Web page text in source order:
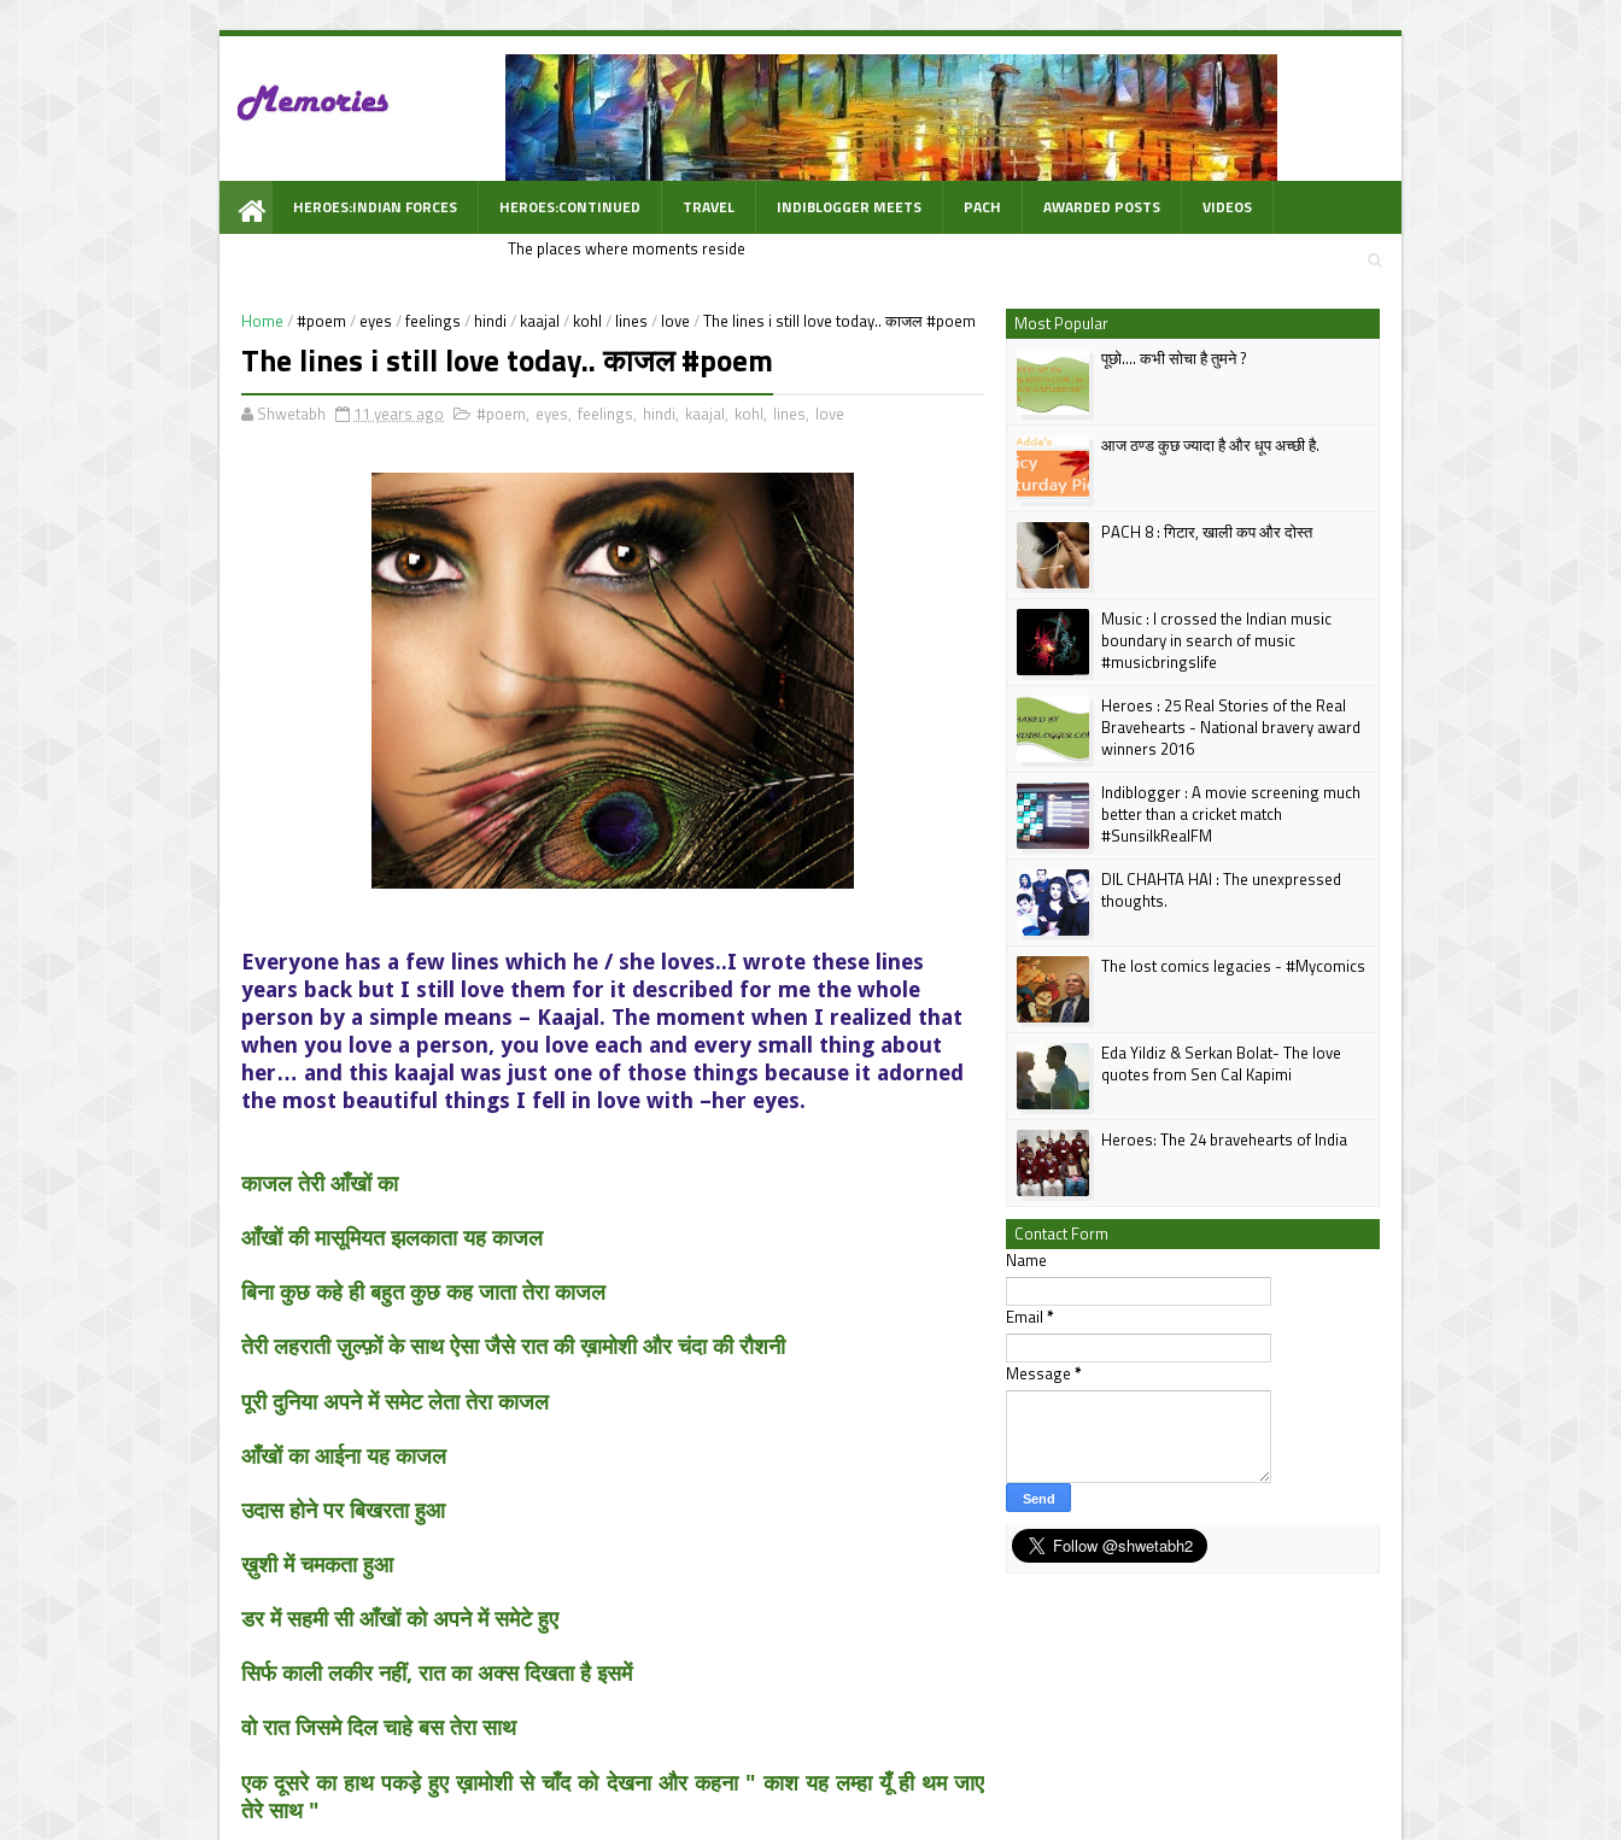
The places where moments reside
HEROES:INDIAN FORCES HEROES:CONTINUED TRAVEL INDIBLOGGER MEETS PACH AWARDED POSTS VIDEOS
Home /#poem / eyes /feelings / hindi / kaajal / kohl / lines / love /The lines i still love today.. काजल #poem
The lines i still love today.. काजल #poem
Shwetabh 11 years ago #poem, eyes, feelings, hindi, kaajal, kohl, lines, love
Everyone has a few lines which he / she loves..I wrote these lines
years back but I still love them for it described for me the whole
person by a simple means – Kaajal. The moment when I realized that
when you love a person, you love each and every small thing about
her… and this kaajal was just one of those things because it adorned
the most beautiful things I fell in love with –her eyes.
काजल तेरी आँखों का
आँखों की मासूमियत झलकाता यह काजल
बिना कुछ कहे ही बहुत कुछ कह जाता तेरा काजल
तेरी लहराती ज़ुल्फ़ों के साथ ऐसा जैसे रात की ख़ामोशी और चंदा की रौशनी
पूरी दुनिया अपने में समेट लेता तेरा काजल
आँखों का आईना यह काजल
उदास होने पर बिखरता हुआ
ख़ुशी में चमकता हुआ
डर में सहमी सी आँखों को अपने में समेटे हुए
सिर्फ काली लकीर नहीं, रात का अक्स दिखता है इसमें
वो रात जिसमे दिल चाहे बस तेरा साथ
एक दूसरे का हाथ पकड़े हुए ख़ामोशी से चाँद को देखना और कहना " काश यह लम्हा यूँ ही थम जाए
तेरे साथ "
Most Popular
पूछो.... कभी सोचा है तुमने ?
आज ठण्ड कुछ ज्यादा है और धूप अच्छी है.
PACH 8 : गिटार, खाली कप और दोस्त
Music : I crossed the Indian music
boundary in search of music
#musicbringslife
Heroes : 25 Real Stories of the Real
Bravehearts - National bravery award
winners 2016
Indiblogger : A movie screening much
better than a cricket match
#SunsilkRealFM
DIL CHAHTA HAI : The unexpressed
thoughts.
The lost comics legacies - #Mycomics
Eda Yildiz & Serkan Bolat- The love
quotes from Sen Cal Kapimi
Heroes: The 24 bravehearts of India
Contact Form
Name
Email *
Message *